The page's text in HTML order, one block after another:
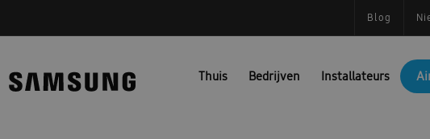
Blog
Thuis Bedrijven Installateurs